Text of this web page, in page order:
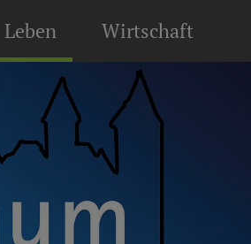
Leben Wirtschaft